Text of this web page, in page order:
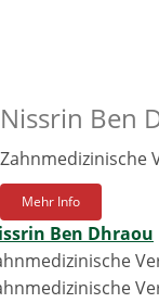
Nissrin Ben
Zahnmedizinische
Mehr Info
Ben Dhraou